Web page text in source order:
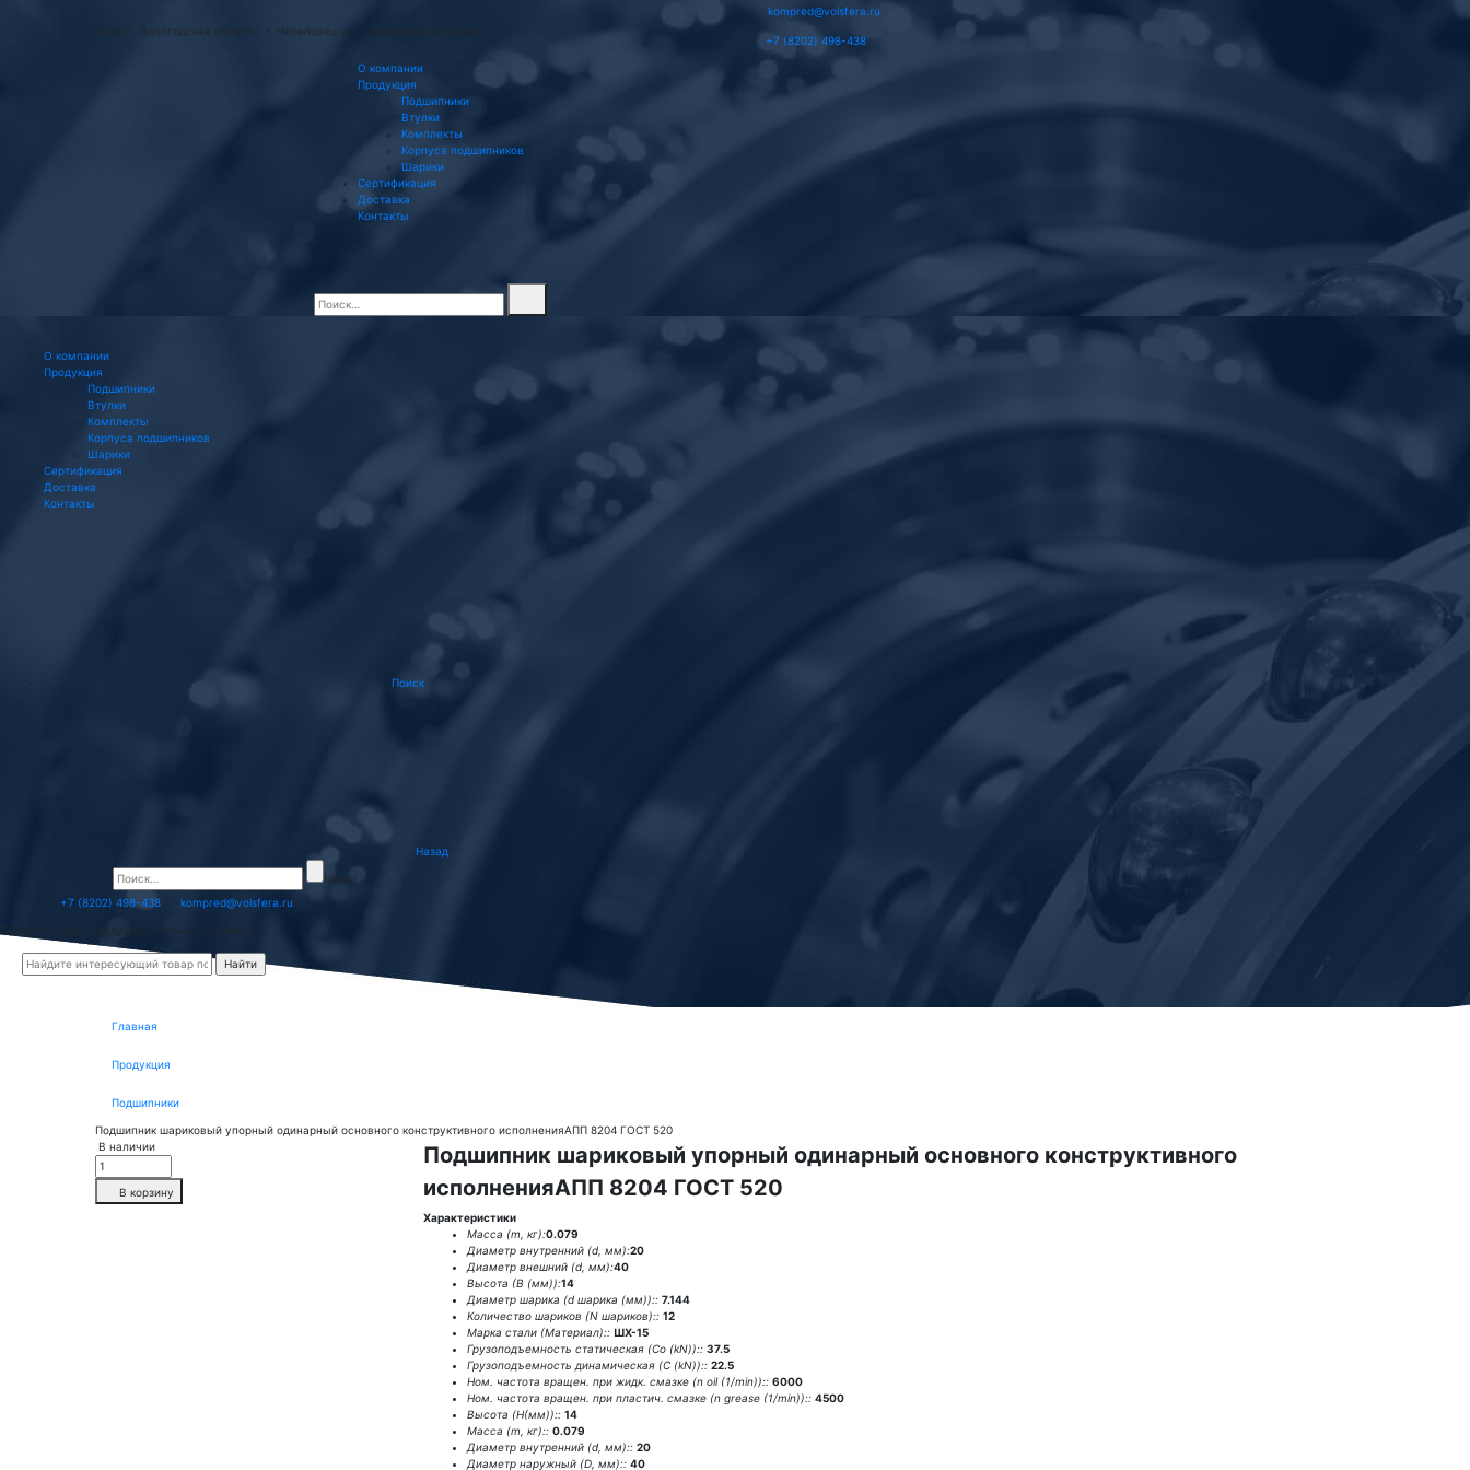
162603, Вологодская область, г. Череповец ул. Боршодская д. 6 офис 3
kompred@volsfera.ru
+7 (8202) 498-438
О компании
Продукция
Подшипники
Втулки
Комплекты
Корпуса подшипников
Шарики
Сертификация
Доставка
Контакты
О компании
Продукция
Подшипники
Втулки
Комплекты
Корпуса подшипников
Шарики
Сертификация
Доставка
Контакты
Поиск
Назад
Найти
+7 (8202) 498-438
kompred@volsfera.ru
Подшипниковая продукция оптом и в розницу
Главная
Продукция
Подшипники
Подшипник шариковый упорный одинарный основного конструктивного исполненияАПП 8204 ГОСТ 520
В наличии
В корзину
Подшипник шариковый упорный одинарный основного конструктивного
исполненияАПП 8204 ГОСТ 520
Характеристики
Масса (m, кг):0.079
Диаметр внутренний (d, мм):20
Диаметр внешний (d, мм):40
Высота (В (мм)):14
Диаметр шарика (d шарика (мм)):: 7.144
Количество шариков (N шариков):: 12
Марка стали (Материал):: ШХ-15
Грузоподъемность статическая (Co (kN)):: 37.5
Грузоподъемность динамическая (C (kN)):: 22.5
Ном. частота вращен. при жидк. смазке (n oil (1/min)):: 6000
Ном. частота вращен. при пластич. смазке (n grease (1/min)):: 4500
Высота (H(мм)):: 14
Масса (m, кг):: 0.079
Диаметр внутренний (d, мм):: 20
Диаметр наружный (D, мм):: 40